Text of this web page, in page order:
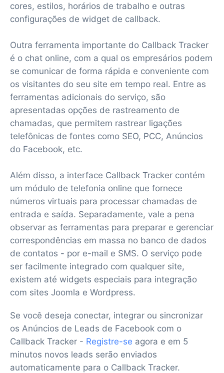
cores, estilos, horários de trabalho e outras
configurações de widget de callback.
Outra ferramenta importante do Callback Tracker
é o chat online, com a qual os empresários podem
se comunicar de forma rápida e conveniente com
os visitantes do seu site em tempo real. Entre as
ferramentas adicionais do serviço, são
apresentadas opções de rastreamento de
chamadas, que permitem rastrear ligações
telefônicas de fontes como SEO, PCC, Anúncios
do Facebook, etc.
Além disso, a interface Callback Tracker contém
um módulo de telefonia online que fornece
números virtuais para processar chamadas de
entrada e saída. Separadamente, vale a pena
observar as ferramentas para preparar e gerenciar
correspondências em massa no banco de dados
de contatos - por e-mail e SMS. O serviço pode
ser facilmente integrado com qualquer site,
existem até widgets especiais para integração
com sites Joomla e Wordpress.
Se você deseja conectar, integrar ou sincronizar
os Anúncios de Leads de Facebook com o
Callback Tracker - Registre-se agora e em 5
minutos novos leads serão enviados
automaticamente para o Callback Tracker.